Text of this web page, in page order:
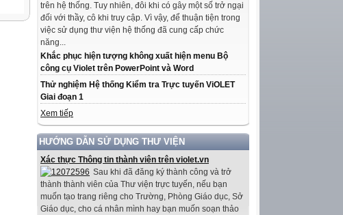
trên hệ thống. Tuy nhiên, đôi khi có gây một số trở ngại
đối với thầy, cô khi truy cập. Vì vậy, để thuận tiện trong
việc sử dụng thư viện hệ thống đã cung cấp chức
năng...
Khắc phục hiện tượng không xuất hiện menu Bộ
công cụ Violet trên PowerPoint và Word
Thử nghiệm Hệ thống Kiểm tra Trực tuyến ViOLET
Giai đoạn 1
Xem tiếp
HƯỚNG DẪN SỬ DỤNG THƯ VIỆN
Xác thực Thông tin thành viên trên violet.vn
Sau khi đã đăng ký thành công và trở
thành thành viên của Thư viện trực tuyến, nếu bạn
muốn tạo trang riêng cho Trường, Phòng Giáo dục, Sở
Giáo dục, cho cá nhân mình hay bạn muốn soạn thảo